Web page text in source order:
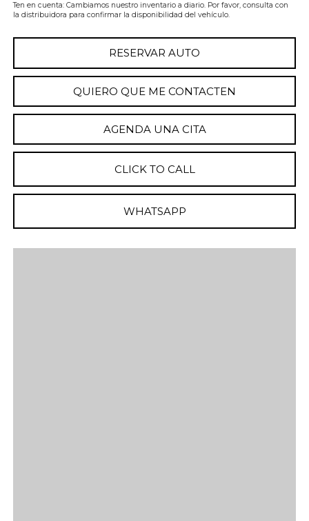
Ten en cuenta: Cambiamos nuestro inventario a diario. Por favor, consulta con
la distribuidora para confirmar la disponibilidad del vehículo.
RESERVAR AUTO
QUIERO QUE ME CONTACTEN
AGENDA UNA CITA
CLICK TO CALL
WHATSAPP